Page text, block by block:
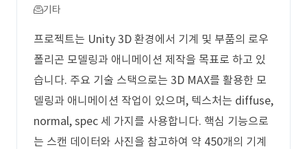
기타
프로젝트는 Unity 3D 환경에서 기계 및 부품의 로우
폴리곤 모델링과 애니메이션 제작을 목표로 하고 있
습니다. 주요 기술 스택으로는 3D MAX를 활용한 모
델링과 애니메이션 작업이 있으며, 텍스처는 diffuse,
normal, spec 세 가지를 사용합니다. 핵심 기능으로
는 스캔 데이터와 사진을 참고하여 약 450개의 기계